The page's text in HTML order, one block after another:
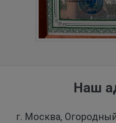
Наш
г. Москва,